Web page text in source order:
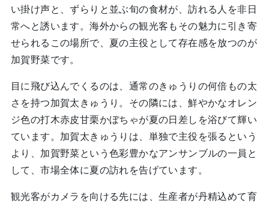
い掛け声と、ずらりと並ぶ旬の食材が、訪れる人を非日
常へと誘います。海外からの観光客もその魅力に引き寄
せられるこの場所で、夏の主役として存在感を放つのが
加賀野菜です。
目に飛び込んでくるのは、通常のきゅうりの何倍もの太
さを持つ加賀太きゅうり。その隣には、鮮やかなオレン
ジ色の打木赤皮甘栗かぼちゃが夏の日差しを浴びて輝い
ています。加賀太きゅうりは、単独で主役を張るという
より、加賀野菜という色彩豊かなアンサンブルの一員と
して、市場全体に夏の訪れを告げています。
観光客がカメラを向ける先には、生産者が丹精込めて育